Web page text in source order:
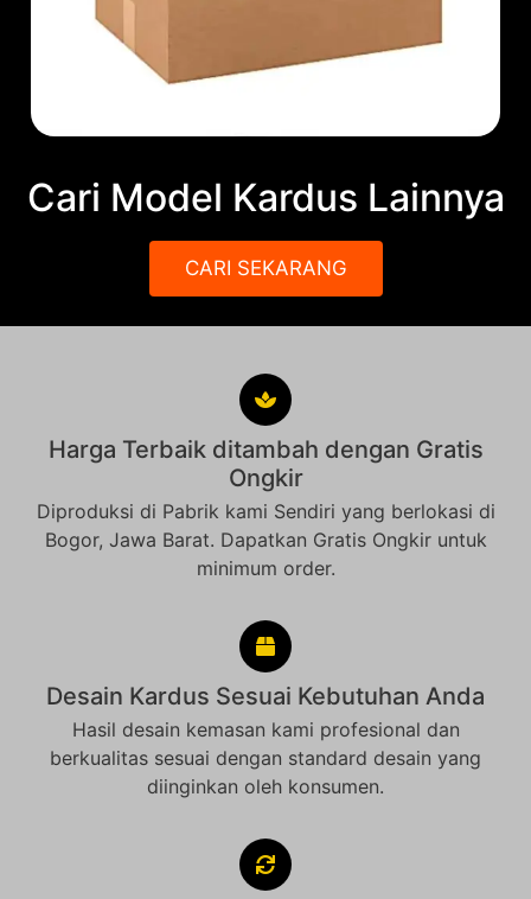
Cari Model Kardus Lainnya
CARI SEKARANG
Harga Terbaik ditambah dengan Gratis
Ongkir
Diproduksi di Pabrik kami Sendiri yang berlokasi di
Bogor, Jawa Barat. Dapatkan Gratis Ongkir untuk
minimum order.
Desain Kardus Sesuai Kebutuhan Anda
Hasil desain kemasan kami profesional dan
berkualitas sesuai dengan standard desain yang
diinginkan oleh konsumen.